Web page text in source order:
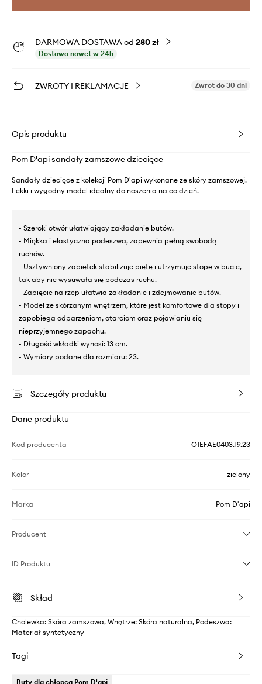
DARMOWA DOSTAWA od 280 zł
Dostawa nawet w 24h
ZWROTY I REKLAMACJE Zwrot do 30 dni
Opis produktu
Pom D'api sandały zamszowe dziecięce
Sandały dziecięce z kolekcji Pom D'api wykonane ze skóry zamszowej.
Lekki i wygodny model idealny do noszenia na co dzień.
- Szeroki otwór ułatwiający zakładanie butów.
- Miękka i elastyczna podeszwa, zapewnia pełną swobodę
ruchów.
- Usztywniony zapiętek stabilizuje piętę i utrzymuje stopę w bucie,
tak aby nie wysuwała się podczas ruchu.
- Zapięcie na rzep ułatwia zakładanie i zdejmowanie butów.
- Model ze skórzanym wnętrzem, które jest komfortowe dla stopy i
zapobiega odparzeniom, otarciom oraz pojawianiu się
nieprzyjemnego zapachu.
- Długość wkładki wynosi: 13 cm.
- Wymiary podane dla rozmiaru: 23.
Szczegóły produktu
Dane produktu
Kod producenta O1EFAE0403.19.23
Kolor zielony
Marka Pom D'api
Producent
ID Produktu
Skład
Cholewka: Skóra zamszowa, Wnętrze: Skóra naturalna, Podeszwa:
Materiał syntetyczny
Tagi
Buty dla chłopca Pom D'api